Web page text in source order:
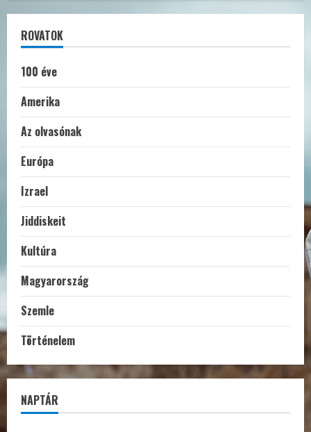
ROVATOK
100 éve
Amerika
Az olvasónak
Európa
Izrael
Jiddiskeit
Kultúra
Magyarország
Szemle
Történelem
NAPTÁR